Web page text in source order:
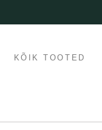
KÕIK TOOTED